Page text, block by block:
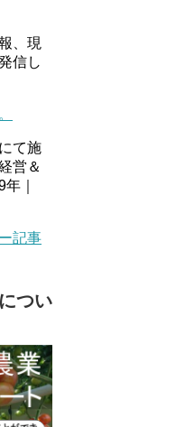
、現
信し
て施
営＆
｜
記事
つい